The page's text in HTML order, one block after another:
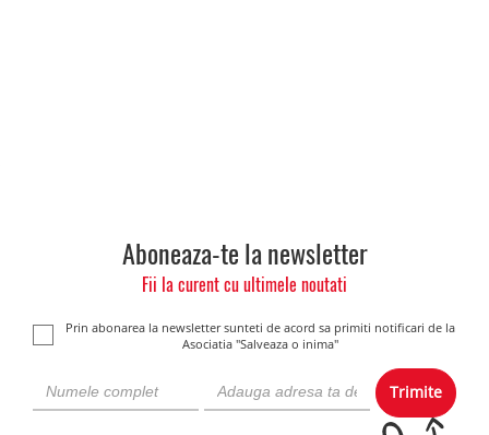
Aboneaza-te la newsletter
Fii la curent cu ultimele noutati
Prin abonarea la newsletter sunteti de acord sa primiti notificari de la
Asociatia "Salveaza o inima"
Trimite